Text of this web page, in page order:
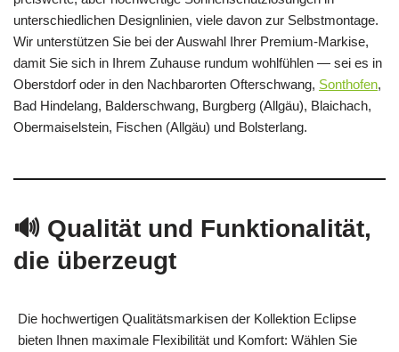
unterschiedlichen Designlinien, viele davon zur Selbstmontage.
Wir unterstützen Sie bei der Auswahl Ihrer Premium-Markise,
damit Sie sich in Ihrem Zuhause rundum wohlfühlen — sei es in
Oberstdorf oder in den Nachbarorten Ofterschwang, Sonthofen,
Bad Hindelang, Balderschwang, Burgberg (Allgäu), Blaichach,
Obermaiselstein, Fischen (Allgäu) und Bolsterlang.
🔊 Qualität und Funktionalität,
die überzeugt
Die hochwertigen Qualitätsmarkisen der Kollektion Eclipse
bieten Ihnen maximale Flexibilität und Komfort: Wählen Sie